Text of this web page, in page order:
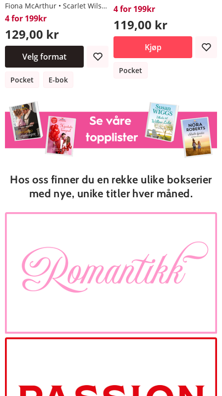
Fiona McArthur Scarlet Wilson
4 for 199kr
129,00 kr
Velg format
Pocket E-bok
4 for 199kr
119,00 kr
Kjøp
Pocket
Hos oss finner du en rekke ulike bokserier
med nye, unike titler hver måned.